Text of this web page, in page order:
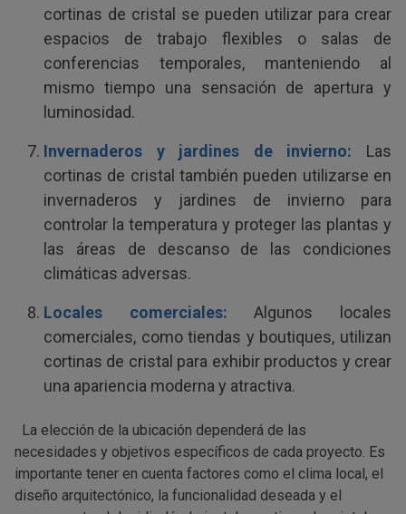
cortinas de cristal se pueden utilizar para crear
espacios de trabajo flexibles o salas de
conferencias temporales, manteniendo al
mismo tiempo una sensación de apertura y
luminosidad.
Invernaderos y jardines de invierno: Las
cortinas de cristal también pueden utilizarse en
invernaderos y jardines de invierno para
controlar la temperatura y proteger las plantas y
las áreas de descanso de las condiciones
climáticas adversas.
Locales comerciales: Algunos locales
comerciales, como tiendas y boutiques, utilizan
cortinas de cristal para exhibir productos y crear
una apariencia moderna y atractiva.
La elección de la ubicación dependerá de las
necesidades y objetivos específicos de cada proyecto. Es
importante tener en cuenta factores como el clima local, el
diseño arquitectónico, la funcionalidad deseada y el